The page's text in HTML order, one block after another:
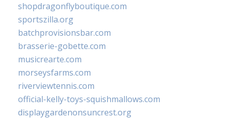
shopdragonflyboutique.com
sportszilla.org
batchprovisionsbar.com
brasserie-gobette.com
musicrearte.com
morseysfarms.com
riverviewtennis.com
official-kelly-toys-squishmallows.com
displaygardenonsuncrest.org